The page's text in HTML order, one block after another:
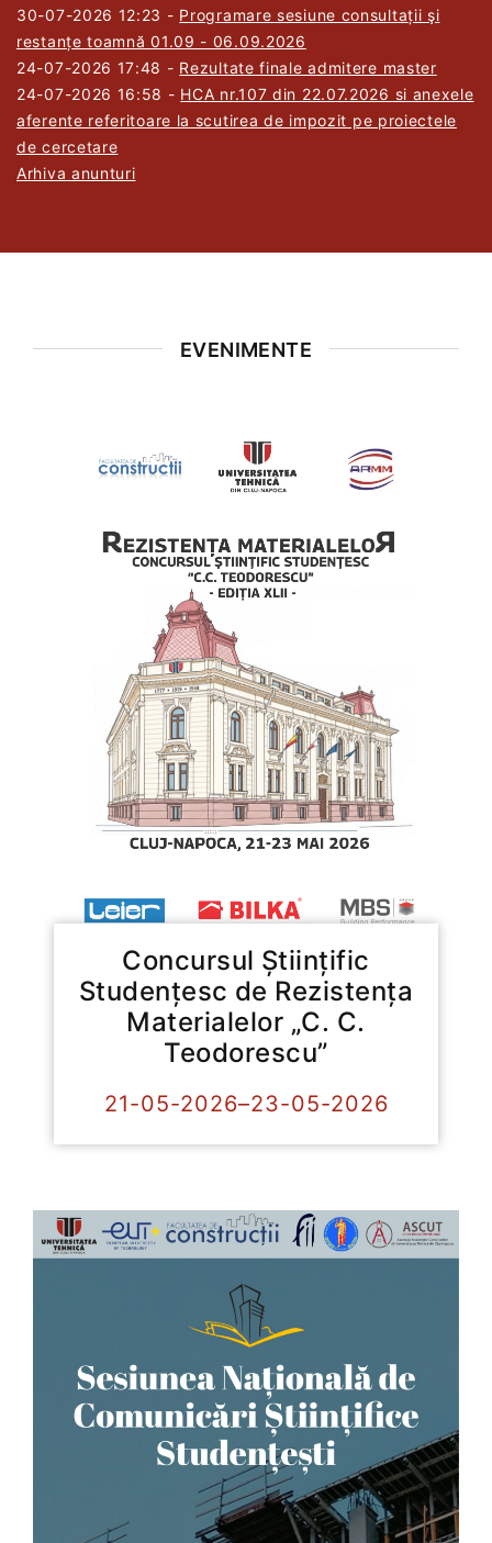
30-07-2026 12:23 - Programare sesiune consultații şi
restanțe toamnă 01.09 - 06.09.2026
24-07-2026 17:48 - Rezultate finale admitere master
24-07-2026 16:58 - HCA nr.107 din 22.07.2026 si anexele
aferente referitoare la scutirea de impozit pe proiectele
de cercetare
Arhiva anunturi
EVENIMENTE
Concursul Științific
Studențesc de Rezistența
Materialelor „C. C.
Teodorescu”
21-05-2026–23-05-2026